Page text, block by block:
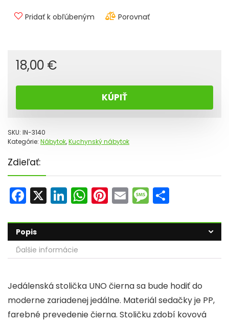
Pridať k obľúbeným Porovnať
18,00 €
KÚPIŤ
SKU: IN-3140
Kategórie: Nábytok,Kuchynský nábytok
Zdieľať:
F
a
c
e
b
o
o
k
X Li
n
k
e
dI
n
W
h
a
ts
A
p
p
Pi
nt
er
e
st
E
m
ai
l
M
e
s
s
a
g
e
ar
e
Popis
Ďalšie informácie
Jedálenská stolička UNO čierna sa bude hodiť do
moderne zariadenej jedálne. Materiál sedačky je PP,
farebné prevedenie čierna. Stoličku zdobí kovová